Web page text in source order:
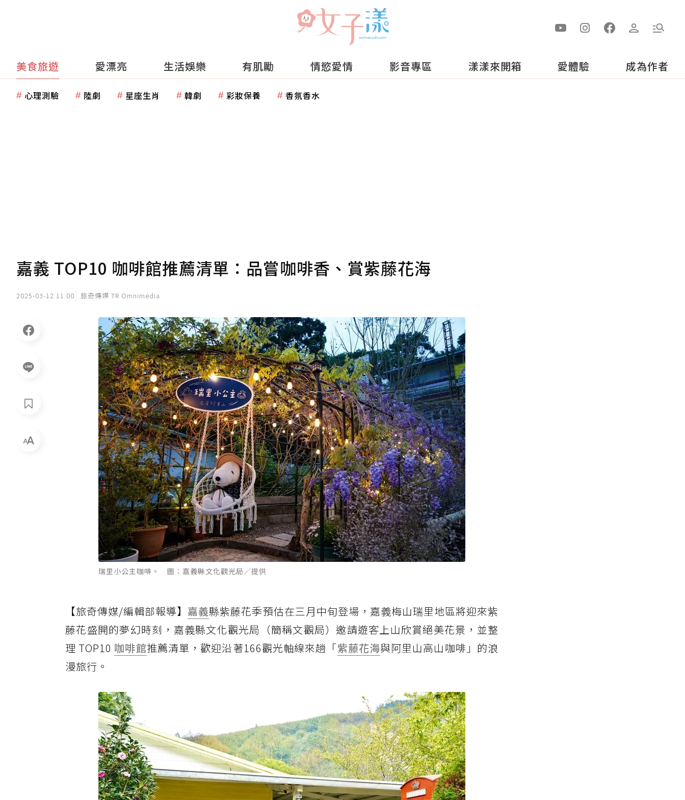
美食旅遊 愛漂亮 生活娛樂 有肌勵 情慾愛情 影音專區 漾漾來開箱 愛體驗 成為作者
心理測驗 陸劇 星座生肖 韓劇 彩妝保養 香氛香水
嘉義 TOP10 咖啡館推薦清單：品嘗咖啡香、賞紫藤花海
2025-03-12 11:00 旅奇傳媒 TR Omnimedia
瑞里小公主咖啡。 圖：嘉義縣文化觀光局／提供
【旅奇傳媒/編輯部報導】 嘉義縣紫藤花季預估在三月中旬登場，嘉義梅山瑞里地區將迎來紫
藤花盛開的夢幻時刻，嘉義縣文化觀光局（簡稱文觀局）邀請遊客上山欣賞絕美花景，並整
理 TOP10 咖啡館推薦清單，歡迎沿著166觀光軸線來趟「紫藤花海與阿里山高山咖啡」的浪
漫旅行。